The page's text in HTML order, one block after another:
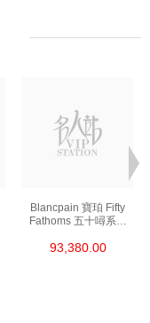
Blancpain 寶珀 Fifty
Fathoms 五十噚系列
93,380.00